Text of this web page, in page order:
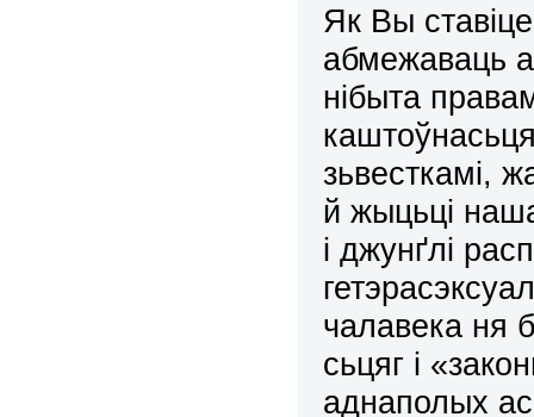
Як Вы
абмежаваць
нібыта
зьвесткамі,
й жыцьці
і джунґлі
чалавека ня
сьцяг і
аднаполых